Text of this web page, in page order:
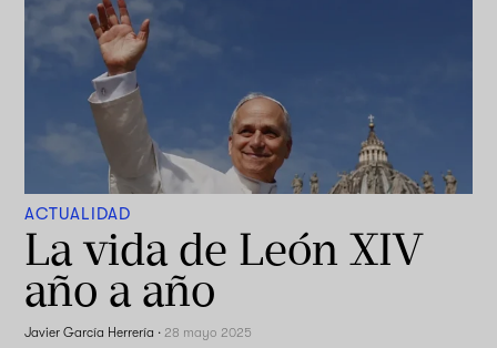
ACTUALIDAD
La vida de León XIV
año a año
Javier García Herrería ·28 mayo 2025